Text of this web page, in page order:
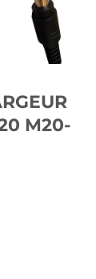
M20-